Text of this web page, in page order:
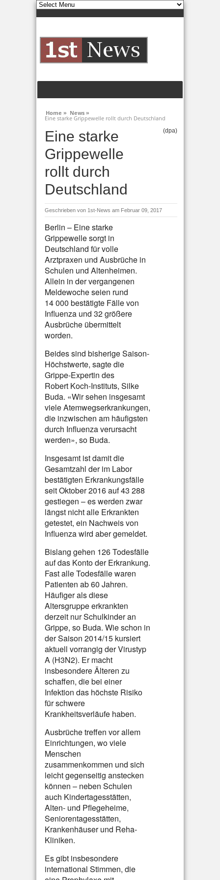
Home » News »
Eine starke Grippewelle rollt durch Deutschland
Eine starke
Grippewelle
rollt durch
Deutschland
(dpa)
Geschrieben von 1st-News am Februar 09, 2017
Berlin – Eine starke
Grippewelle sorgt in
Deutschland für volle
Arztpraxen und Ausbrüche in
Schulen und Altenheimen.
Allein in der vergangenen
Meldewoche seien rund
14 000 bestätigte Fälle von
Influenza und 32 größere
Ausbrüche übermittelt
worden.
Beides sind bisherige Saison-
Höchstwerte, sagte die
Grippe-Expertin des
Robert Koch-Instituts, Silke
Buda. «Wir sehen insgesamt
viele Atemwegserkrankungen,
die inzwischen am häufigsten
durch Influenza verursacht
werden», so Buda.
Insgesamt ist damit die
Gesamtzahl der im Labor
bestätigten Erkrankungsfälle
seit Oktober 2016 auf 43 288
gestiegen – es werden zwar
längst nicht alle Erkrankten
getestet, ein Nachweis von
Influenza wird aber gemeldet.
Bislang gehen 126 Todesfälle
auf das Konto der Erkrankung.
Fast alle Todesfälle waren
Patienten ab 60 Jahren.
Häufiger als diese
Altersgruppe erkrankten
derzeit nur Schulkinder an
Grippe, so Buda. Wie schon in
der Saison 2014/15 kursiert
aktuell vorrangig der Virustyp
A (H3N2). Er macht
insbesondere Älteren zu
schaffen, die bei einer
Infektion das höchste Risiko
für schwere
Krankheitsverläufe haben.
Ausbrüche treffen vor allem
Einrichtungen, wo viele
Menschen
zusammenkommen und sich
leicht gegenseitig anstecken
können – neben Schulen
auch Kindertagesstätten,
Alten- und Pflegeheime,
Seniorentagesstätten,
Krankenhäuser und Reha-
Kliniken.
Es gibt insbesondere
international Stimmen, die